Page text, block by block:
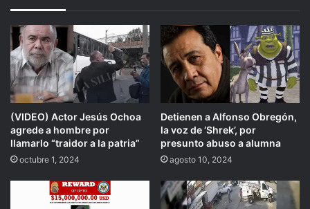
(VIDEO) Actor Jesús Ochoa
agrede a hombre por
llamarlo “traidor a la patria”
octubre 1, 2024
Detienen a Alfonso Obregón,
la voz de ‘Shrek’, por
presunto abuso a alumna
agosto 10, 2024